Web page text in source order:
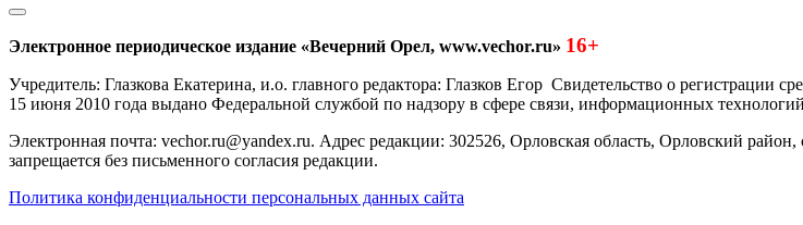
Электронное периодическое издание «Вечерний Орел, www.vechor.ru» 16+
Учредитель: Глазкова Екатерина, и.о. главного редактора: Глазков Егор Свидетельство о регистрации
15 июня 2010 года выдано Федеральной службой по надзору в сфере связи, информационных
Электронная почта: vechor.ru@yandex.ru. Адрес редакции: 302526, Орловская область, Орловский
запрещается без письменного согласия редакции.
Политика конфиденциальности персональных данных сайта